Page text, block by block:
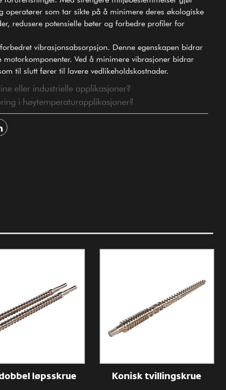
som tar sikte på å minimere deres økologiske
redusere potensielle bøter og forbedre profiler for
vibrasjonsabsorpsjon. Denne egenskapen bidrar
Ved å minimere vibrasjoner bidrar
til slutt fører til lavere vedlikeholdskostnader.
eller industrielle applikasjoner?
i høytemperaturapplikasjoner?
løpsskrue Konisk tvillingskrue